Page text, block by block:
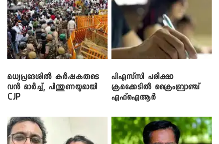
മധ്യപ്രദേശിൽ കർഷകരുടെ
വൻ മാർച്ച്, പിന്തുണയുമായി
CJP
പിഎസ്‌സി പരീക്ഷാ
ക്രമക്കേ‌ടിൽ ക്രൈംബ്രാഞ്ച്
എഫ്ഐആർ